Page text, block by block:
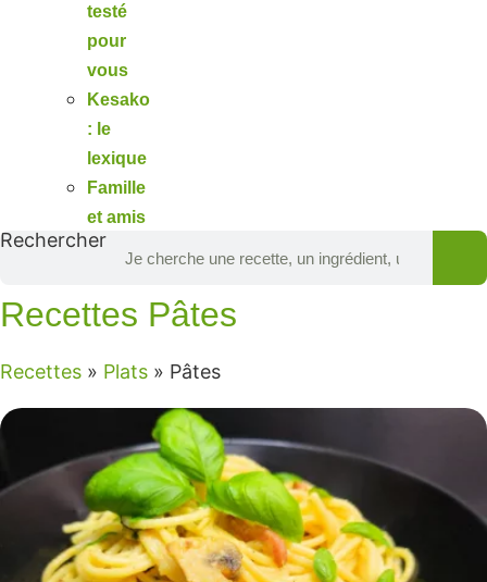
testé
pour
vous
Kesako
: le
lexique
Famille
et amis
Rechercher
Recettes Pâtes
Recettes » Plats » Pâtes